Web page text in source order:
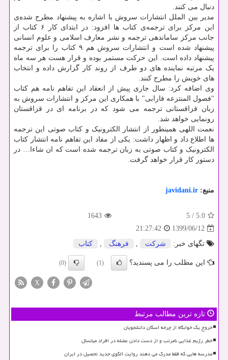
دنبال می کنند.
مدیر بین الملل انتشارات سروش با اشاره به پیشنهاد مطرح شده‌ی
این مرکز برای ترجمه‌ی کتاب ها افزود: در ابتدای کار ۶ کتاب از
جانب مرکز ساماندهی ترجمه و نشر معارف اسلامی و علوم انسانی
پیشنهاد شده است و انتشارات سروش هم ۹ کتاب را برای ترجمه
پیشنهاد داده است. این حرکت مستمر بوده و قرار هست هر سه ماه
یک مرتبه نماینده های دو طرف از روند کار گزارش داده و انتخاب
های خویش را مطرح کنند.
وی اضافه کرد: سال جاری پیش از انعقاد این تفاهم نامه هم کتاب
"فصول المنتزعه فارابی" با همکاری این مرکز و انتشارات سروش به
زبان قزاقستانی ترجمه می شود که در برنامه ای در قزاقستان
رونمایی خواهد شد.
نعمت اللهی همینطور از انتشار الکترونیک و کتاب صوتی این ترجمه
ها اطلاع داد و اظهار داشت: یکی از مفاد این تفاهم نامه انتشار کتاب
الکترونیک و کتاب صوتی به زبان ترجمه شده است که ان شاءا… در
دستور کار قرار خواهد گرفت.
منبع: javidani.ir
5.0
/
5
1643
1399/06/12
21:27:42
تگهای خبر:
شركت , فرهنگ , كتاب
این مطلب را می پسندید؟ (1)
(0)
X
تازه ترین مطالب مرتبط
خروج یک خوابگاه از چرخه اسکان دانشجویان
خطر رژیم غذایی نامرتب و از دست دادن عضله در افراد میانسال
مدرسه هایی که فقط مدرک می دهند روایت الگوی جدید تحصیل در ایران